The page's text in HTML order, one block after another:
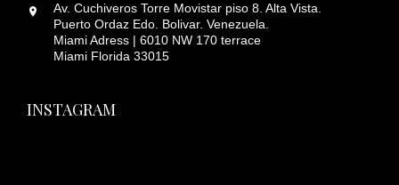
Av. Cuchiveros Torre Movistar piso 8. Alta Vista.
Puerto Ordaz Edo. Bolivar. Venezuela.
Miami Adress | 6010 NW 170 terrace
Miami Florida 33015
INSTAGRAM